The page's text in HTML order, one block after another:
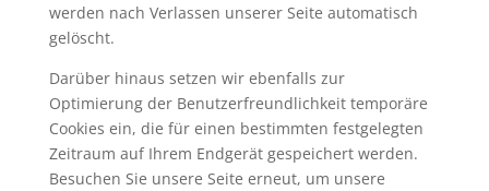
werden nach Verlassen unserer Seite automatisch
gelöscht.
Darüber hinaus setzen wir ebenfalls zur
Optimierung der Benutzerfreundlichkeit temporäre
Cookies ein, die für einen bestimmten festgelegten
Zeitraum auf Ihrem Endgerät gespeichert werden.
Besuchen Sie unsere Seite erneut, um unsere